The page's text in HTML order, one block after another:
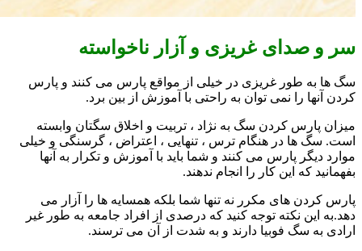
سر و صدای غریزی و آزار ناخواسته
سگ ها به طور غریزی در خیلی از مواقع پارس می کنند و پارس
کردن آنها را نمی توان به راحتی با آموزش از بین برد.
میزان پارس کردن سگ به نژاد ، تربیت و اخلاق سگتان وابسته
است. سگ ها در هنگام ترس ، تنهایی ، اعتراض ، گرسنگی و خیلی
موارد دیگر پارس می کنند و شما باید با آموزش و تکرار به آنها
بفهمانید که این کار را انجام ندهند.
پارس کردن های مکرر نه تنها شما بلکه همسایه ها را آزار می
دهد.به این نکته توجه کنید که درصدی از افراد جامعه به طور غیر
ارادی به سگ فوبیا دارند و به شدت از آن می ترسند.